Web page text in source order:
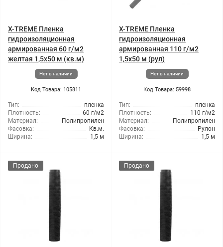
X-TREME Пленка
гидроизоляционная
армированная 60 г/м2
желтая 1,5x50 м (кв.м)
Нет в наличии
Код Товара: 105811
Тип:
пленка
Плотность:
60 г/м2
Материал:
Полипропилен
Фасовка:
Кв.м.
Ширина:
1,5 м
X-TREME Пленка
гидроизоляционная
армированная 110 г/м2
1,5x50 м (рул)
Нет в наличии
Код Товара: 59998
Тип:
пленка
Плотность:
110 г/м2
Материал:
Полипропилен
Фасовка:
Рулон
Ширина:
1,5 м
Продано Продано